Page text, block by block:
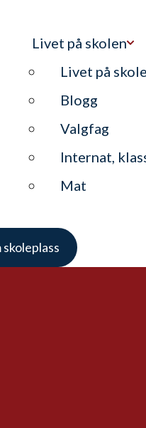
Livet på skolen
Livet på
Blogg
Valgfag
Internat,
Mat
skoleplass